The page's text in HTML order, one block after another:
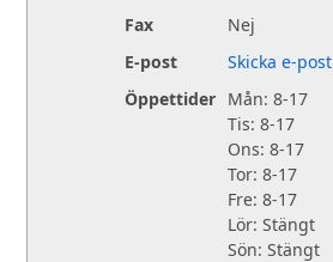
Fax
Nej
E-post
Skicka e-post
Öppettider Mån: 8-17
Tis: 8-17
Ons: 8-17
Tor: 8-17
Fre: 8-17
Lör: Stängt
Sön: Stängt